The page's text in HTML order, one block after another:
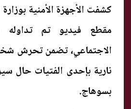
كشفت الأجهزة الأمنية
مقطع فيديو تم تداوله
الاجتماعي، تضمن تحرش
نارية بإحدى الفتيات حال
بسوهاج.